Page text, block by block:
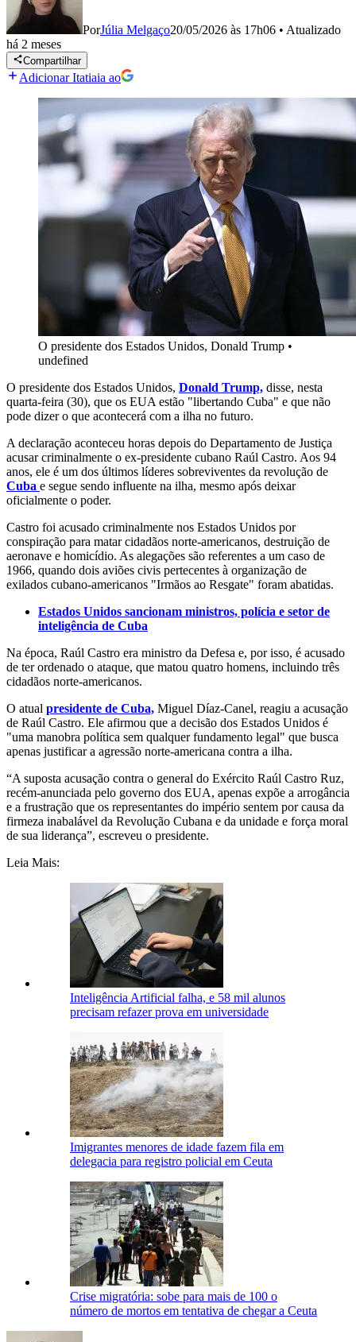
PorJúlia Melgaço20/05/2026 às 17h06 • Atualizado
há 2 meses
Compartilhar
Adicionar Itatiaia ao
O presidente dos Estados Unidos, Donald Trump •
undefined
O presidente dos Estados Unidos, Donald Trump, disse, nesta
quarta-feira (30), que os EUA estão "libertando Cuba" e que não
pode dizer o que acontecerá com a ilha no futuro.
A declaração aconteceu horas depois do Departamento de Justiça
acusar criminalmente o ex-presidente cubano Raúl Castro. Aos 94
anos, ele é um dos últimos líderes sobreviventes da revolução de
Cuba e segue sendo influente na ilha, mesmo após deixar
oficialmente o poder.
Castro foi acusado criminalmente nos Estados Unidos por
conspiração para matar cidadãos norte-americanos, destruição de
aeronave e homicídio. As alegações são referentes a um caso de
1966, quando dois aviões civis pertecentes à organização de
exilados cubano-americanos "Irmãos ao Resgate" foram abatidas.
Estados Unidos sancionam ministros, polícia e setor de
inteligência de Cuba
Na época, Raúl Castro era ministro da Defesa e, por isso, é acusado
de ter ordenado o ataque, que matou quatro homens, incluindo três
cidadãos norte-americanos.
O atual presidente de Cuba, Miguel Díaz-Canel, reagiu a acusação
de Raúl Castro. Ele afirmou que a decisão dos Estados Unidos é
"uma manobra política sem qualquer fundamento legal" que busca
apenas justificar a agressão norte-americana contra a ilha.
“A suposta acusação contra o general do Exército Raúl Castro Ruz,
recém-anunciada pelo governo dos EUA, apenas expõe a arrogância
e a frustração que os representantes do império sentem por causa da
firmeza inabalável da Revolução Cubana e da unidade e força moral
de sua liderança”, escreveu o presidente.
Leia Mais:
Inteligência Artificial falha, e 58 mil alunos
precisam refazer prova em universidade
Imigrantes menores de idade fazem fila em
delegacia para registro policial em Ceuta
Crise migratória: sobe para mais de 100 o
número de mortos em tentativa de chegar a Ceuta